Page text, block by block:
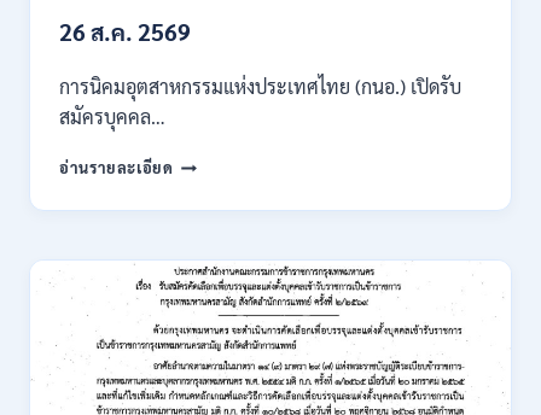
ต้อง
ก
ส.ค.
–
ก.ย.
2569
26 ส.ค. 2569
การนิคมอุตสาหกรรมแห่งประเทศไทย (กนอ.) เปิดรับ
สมัครบุคคล…
อ่านรายละเอียด การ
อุตสาหกรรม
ประเทศไทย
(กนอ.)
เปิด
รับ
สมัคร
บุคคล
เพื่อ